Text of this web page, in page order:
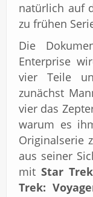
natürlich auf
zu frühen
Die
Enterprise
vier Teile
zunächst
vier das
warum es
Originalserie
aus seiner
mitStar
Trek: